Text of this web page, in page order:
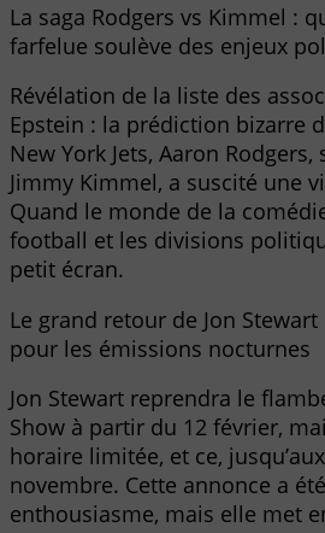
La saga Rodgers vs Kimmel :
farfelue soulève des enjeux
Révélation de la liste des
Epstein : la prédiction bizarre
New York Jets, Aaron
Jimmy Kimmel, a suscité une
Quand le monde de la
football et les divisions
petit écran.
Le grand retour de Jon
pour les émissions nocturnes
Jon Stewart reprendra le
Show à partir du 12 février,
horaire limitée, et ce,
novembre. Cette annonce a
enthousiasme, mais elle met